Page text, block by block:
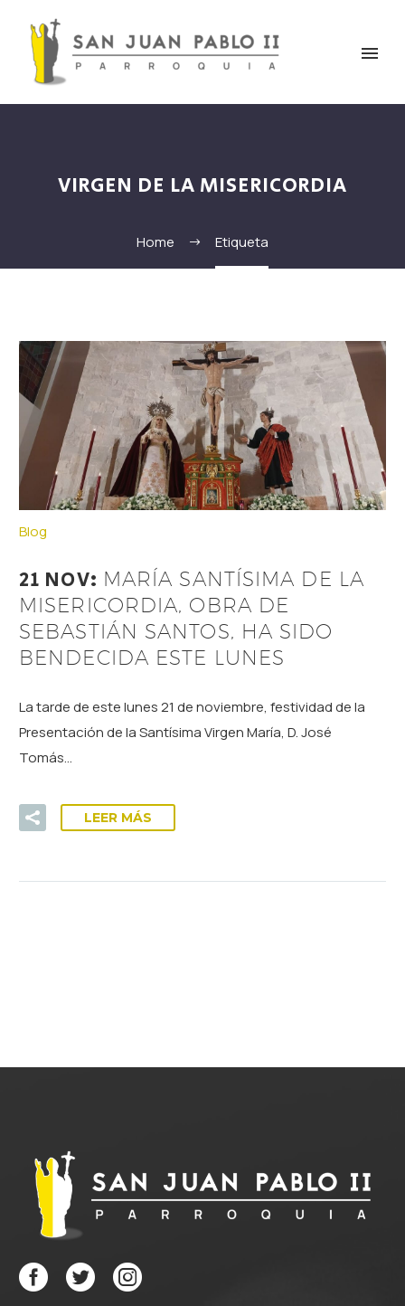
VIRGEN DE LA MISERICORDIA
Home Etiqueta
Blog
21 NOV: MARÍA SANTÍSIMA DE LA
MISERICORDIA, OBRA DE
SEBASTIÁN SANTOS, HA SIDO
BENDECIDA ESTE LUNES
La tarde de este lunes 21 de noviembre, festividad de la
Presentación de la Santísima Virgen María, D. José
Tomás…
LEER MÁS